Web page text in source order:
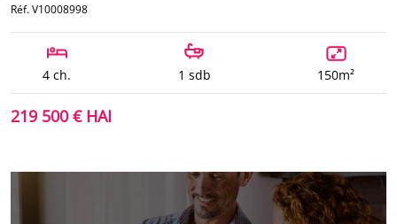
Réf. V10008998
4 ch. 1 sdb 150m²
219 500 € HAI